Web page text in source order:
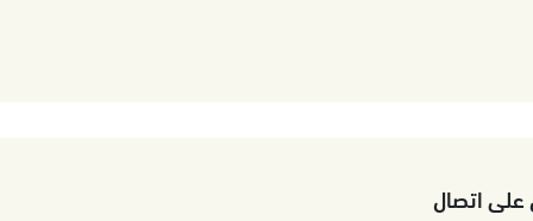
على اتصال